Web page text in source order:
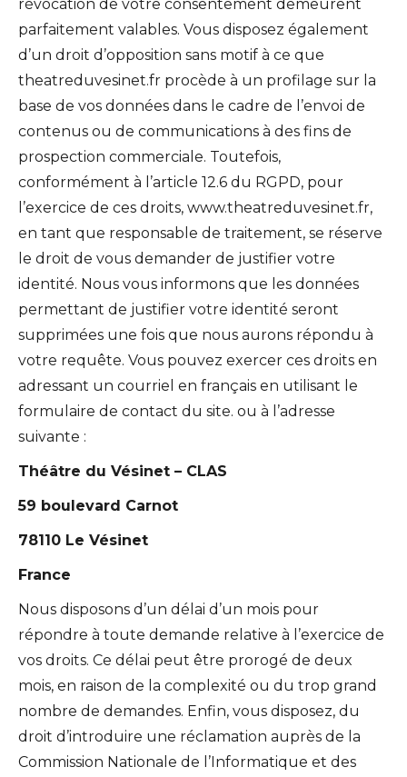
révocation de votre consentement demeurent
parfaitement valables. Vous disposez également
d’un droit d’opposition sans motif à ce que
theatreduvesinet.fr procède à un profilage sur la
base de vos données dans le cadre de l’envoi de
contenus ou de communications à des fins de
prospection commerciale. Toutefois,
conformément à l’article 12.6 du RGPD, pour
l’exercice de ces droits, www.theatreduvesinet.fr,
en tant que responsable de traitement, se réserve
le droit de vous demander de justifier votre
identité. Nous vous informons que les données
permettant de justifier votre identité seront
supprimées une fois que nous aurons répondu à
votre requête. Vous pouvez exercer ces droits en
adressant un courriel en français en utilisant le
formulaire de contact du site. ou à l’adresse
suivante :
Théâtre du Vésinet – CLAS
59 boulevard Carnot
78110 Le Vésinet
France
Nous disposons d’un délai d’un mois pour
répondre à toute demande relative à l’exercice de
vos droits. Ce délai peut être prorogé de deux
mois, en raison de la complexité ou du trop grand
nombre de demandes. Enfin, vous disposez, du
droit d’introduire une réclamation auprès de la
Commission Nationale de l’Informatique et des